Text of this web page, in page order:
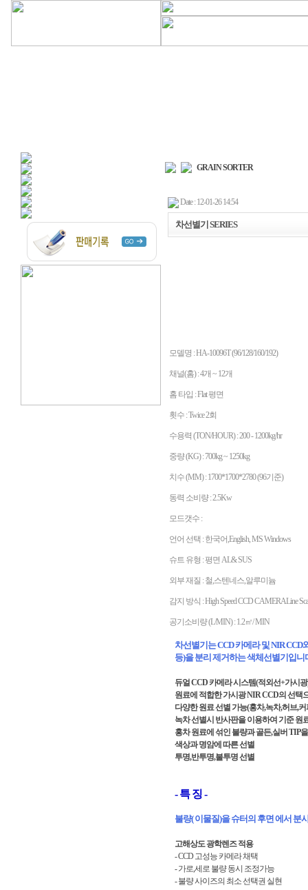
GRAIN SORTER
Date : 12-01-26 14:54
차선별기 SERIES
모델명 : HA-10096T (96/128/160/192)
채널(홈) : 4개 ~ 12개
홈 타입 : Flat 평면
횟수 : Twice 2회
수용력 (TON/HOUR) : 200 - 1200kg/hr
중량 (KG) : 700kg ~ 1250kg
치수 (MM) : 1700*1700*2780 (96기준)
동력 소비량 : 2.5Kw
모드갯수 :
언어 선택 : 한국어,English, MS Windows
슈트 유형 : 평면 AL& SUS
외부 재질 : 철,스텐네스,알루미늄
감지 방식 : High Speed CCD CAMERALine
공기소비량 (L/MIN) : 1.2㎡/ MIN
차선별기는 CCD 카메라 및 NIR
등)을 분리 제거하는 색체선별기입니
듀얼 CCD 카메라 시스템(적외선+가시
원료에 적합한 가시광 NIR CCD의 선택
다양한 원료 선별 가능(홍차,녹차,허브,커
녹차 선별시 반사판을 이용하여 기준 원
홍차 원료에 섞인 불량과 골든,실버 TIP
색상과 명암에 따른 선별
투명,반투명,불투명 선별
- 특 징 -
불량( 이물질)을 슈터의 후면 에서 분
고해상도 광학렌즈 적용
- CCD 고성능 카메라 채택
- 가로,세로 불량 동시 조정가능
- 불량 사이즈의 최소 선택권 실현